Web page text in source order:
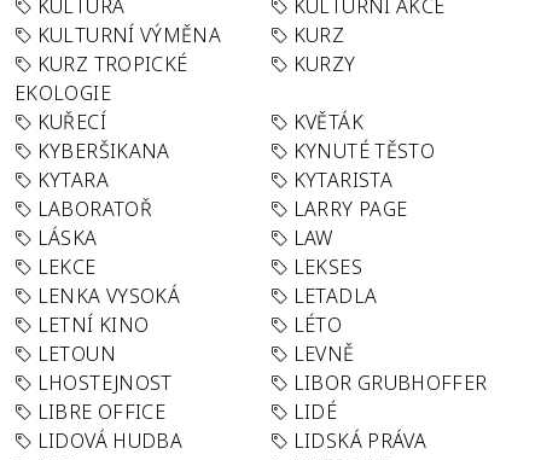
KULTURA
KULTURNÍ AKCE
KULTURNÍ VÝMĚNA
KURZ
KURZ TROPICKÉ
EKOLOGIE
KURZY
KUŘECÍ
KVĚTÁK
KYBERŠIKANA
KYNUTÉ TĚSTO
KYTARA
KYTARISTA
LABORATOŘ
LARRY PAGE
LÁSKA
LAW
LEKCE
LEKSES
LENKA VYSOKÁ
LETADLA
LETNÍ KINO
LÉTO
LETOUN
LEVNĚ
LHOSTEJNOST
LIBOR GRUBHOFFER
LIBRE OFFICE
LIDÉ
LIDOVÁ HUDBA
LIDSKÁ PRÁVA